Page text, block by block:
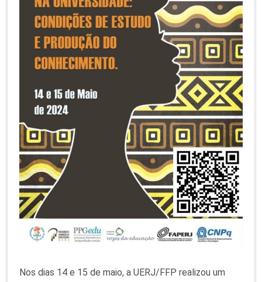
Nos dias 14 e 15 de maio, a UERJ/FFP realizou um